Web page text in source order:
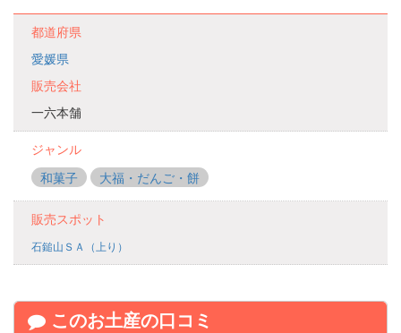
都道府県
愛媛県
販売会社
一六本舗
ジャンル
和菓子
大福・だんご・餅
販売スポット
石鎚山ＳＡ（上り）
このお土産の口コミ